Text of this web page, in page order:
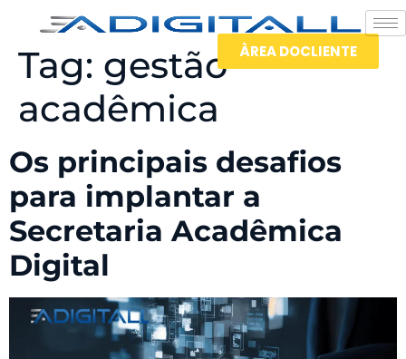
ÀREA DOCLIENTE
Tag: gestão
acadêmica
Os principais desafios
para implantar a
Secretaria Acadêmica
Digital